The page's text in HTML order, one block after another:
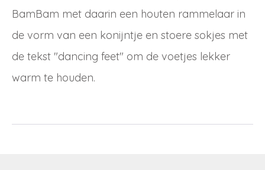
Wachtwoord
Bewaar gegevens
BamBam met daarin een houten rammelaar in
de vorm van een konijntje en stoere sokjes met
de tekst "dancing feet" om de voetjes lekker
warm te houden.